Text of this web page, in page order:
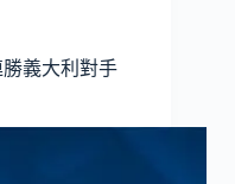
義大利對手